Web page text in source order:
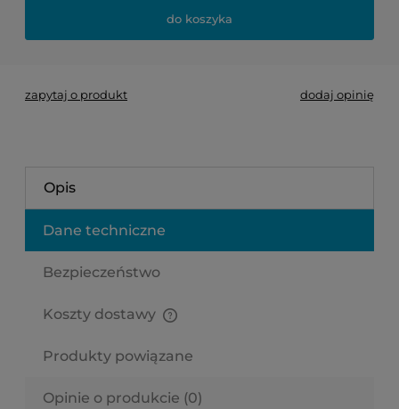
do koszyka
zapytaj o produkt dodaj opinię
Opis
Dane techniczne
Bezpieczeństwo
Koszty dostawy
Produkty powiązane
Opinie o produkcie (0)